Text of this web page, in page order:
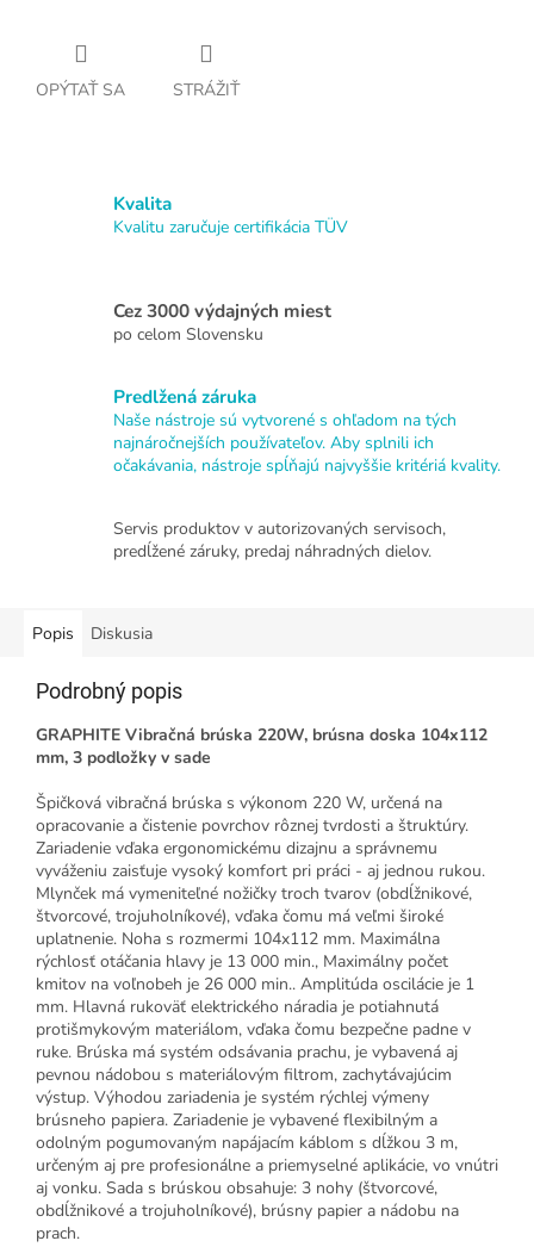
OPÝTAŤ SA STRÁŽIŤ
Kvalita
Kvalitu zaručuje certifikácia TÜV
Cez 3000 výdajných miest
po celom Slovensku
Predlžená záruka
Naše nástroje sú vytvorené s ohľadom na tých
najnáročnejších používateľov. Aby splnili ich
očakávania, nástroje spĺňajú najvyššie kritériá kvality.
Servis produktov v autorizovaných servisoch,
predĺžené záruky, predaj náhradných dielov.
Popis Diskusia
Podrobný popis
GRAPHITE Vibračná brúska 220W, brúsna doska 104x112
mm, 3 podložky v sade
Špičková vibračná brúska s výkonom 220 W, určená na
opracovanie a čistenie povrchov rôznej tvrdosti a štruktúry.
Zariadenie vďaka ergonomickému dizajnu a správnemu
vyváženiu zaisťuje vysoký komfort pri práci - aj jednou rukou.
Mlynček má vymeniteľné nožičky troch tvarov (obdĺžnikové,
štvorcové, trojuholníkové), vďaka čomu má veľmi široké
uplatnenie. Noha s rozmermi 104x112 mm. Maximálna
rýchlosť otáčania hlavy je 13 000 min., Maximálny počet
kmitov na voľnobeh je 26 000 min.. Amplitúda oscilácie je 1
mm. Hlavná rukoväť elektrického náradia je potiahnutá
protišmykovým materiálom, vďaka čomu bezpečne padne v
ruke. Brúska má systém odsávania prachu, je vybavená aj
pevnou nádobou s materiálovým filtrom, zachytávajúcim
výstup. Výhodou zariadenia je systém rýchlej výmeny
brúsneho papiera. Zariadenie je vybavené flexibilným a
odolným pogumovaným napájacím káblom s dĺžkou 3 m,
určeným aj pre profesionálne a priemyselné aplikácie, vo vnútri
aj vonku. Sada s brúskou obsahuje: 3 nohy (štvorcové,
obdĺžnikové a trojuholníkové), brúsny papier a nádobu na
prach.